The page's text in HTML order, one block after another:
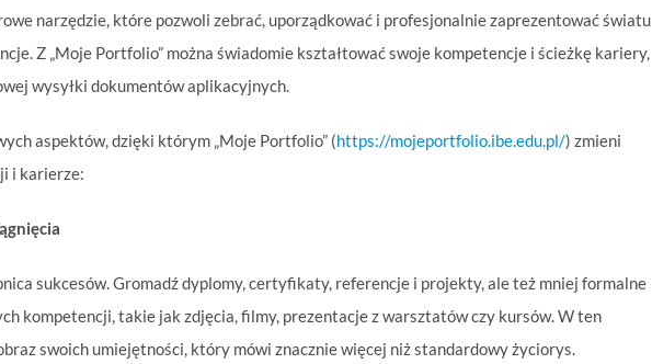
narzędzie, które pozwoli zebrać, uporządkować i profesjonalnie zaprezentować światu
Z „Moje Portfolio” można świadomie kształtować swoje kompetencje i ścieżkę kariery,
wysyłki dokumentów aplikacyjnych.
aspektów, dzięki którym „Moje Portfolio” (https://mojeportfolio.ibe.edu.pl/) zmieni
i karierze:
sukcesów. Gromadź dyplomy, certyfikaty, referencje i projekty, ale też mniej formalne
kompetencji, takie jak zdjęcia, filmy, prezentacje z warsztatów czy kursów. W ten
swoich umiejętności, który mówi znacznie więcej niż standardowy życiorys.